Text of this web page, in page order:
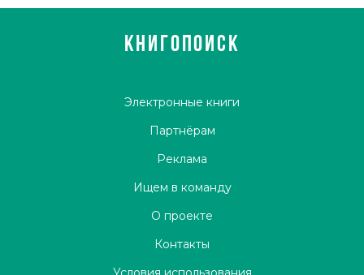
КНИГОПОИСК
Электронные книги
Партнёрам
Реклама
Ищем в команду
О проекте
Контакты